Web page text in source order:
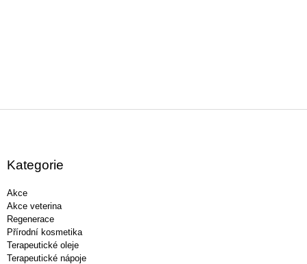
Kategorie
Akce
Akce veterina
Regenerace
Přírodní kosmetika
Terapeutické oleje
Terapeutické nápoje